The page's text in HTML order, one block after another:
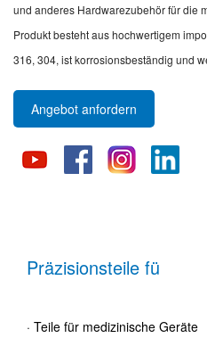
und anderes Hardwarezubehör für die
Produkt besteht aus hochwertigem
316, 304, ist korrosionsbeständig und
Angebot anfordern
Präzisionsteile fü
· Teile für medizinische Geräte